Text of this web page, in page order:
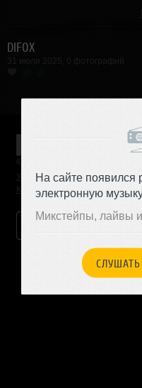
На сайте появился
электронную
Микстейпы, лайвы
СЛУШАТЬ
DIFOX
31 июля 2025, 0 фотографий
© 2001 — 2026 «DJ.ru» Все
Условия использования
О
Контактная информация